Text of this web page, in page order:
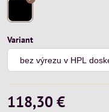
Variant
118,30 €